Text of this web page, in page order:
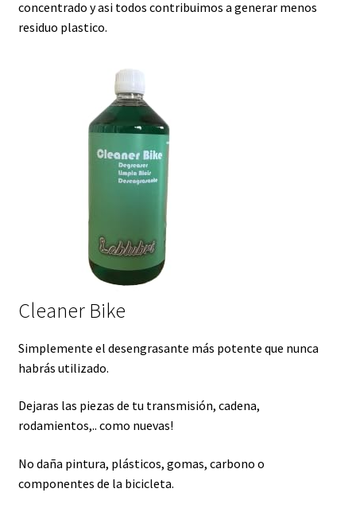
concentrado y asi todos contribuimos a generar menos
residuo plastico.
Cleaner Bike
Simplemente el desengrasante más potente que nunca
habrás utilizado.
Dejaras las piezas de tu transmisión, cadena,
rodamientos,.. como nuevas!
No daña pintura, plásticos, gomas, carbono o
componentes de la bicicleta.